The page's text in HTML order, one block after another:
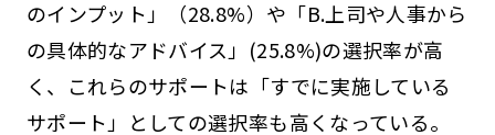
のインプット」（28.8%）や「B.上司や人事から
の具体的なアドバイス」(25.8%)の選択率が高
く、これらのサポートは「すでに実施している
サポート」としての選択率も高くなっている。